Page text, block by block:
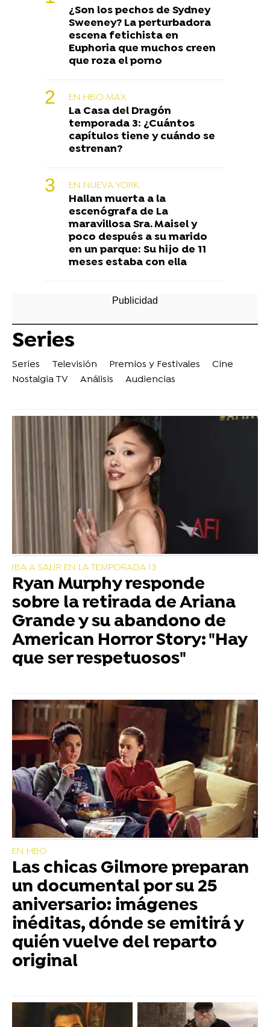
¿Son los pechos de Sydney
Sweeney? La perturbadora
escena fetichista en
Euphoria que muchos creen
que roza el porno
EN HBO MAX
La Casa del Dragón
temporada 3: ¿Cuántos
capítulos tiene y cuándo se
estrenan?
EN NUEVA YORK
Hallan muerta a la
escenógrafa de La
maravillosa Sra. Maisel y
poco después a su marido
en un parque: Su hijo de 11
meses estaba con ella
Series
Series Televisión Premios y Festivales
Cine
Nostalgia TV
Análisis Audiencias
IBA A SALIR EN LA TEMPORADA 13
Ryan Murphy responde
sobre la retirada de Ariana
Grande y su abandono de
American Horror Story: "Hay
que ser respetuosos"
EN HBO
Las chicas Gilmore preparan
un documental por su 25
aniversario: imágenes
inéditas, dónde se emitirá y
quién vuelve del reparto
original